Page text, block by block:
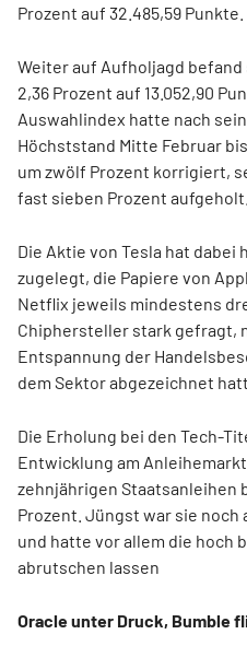
Prozent auf 32.485,59 Punkte.
Weiter auf Aufholjagd befand
2,36 Prozent auf 13.052,90
Auswahlindex hatte nach
Höchststand Mitte Februar
um zwölf Prozent korrigiert,
fast sieben Prozent aufgeholt.
Die Aktie von Tesla hat
zugelegt, die Papiere von
Netflix jeweils mindestens
Chiphersteller stark gefragt,
Entspannung der
dem Sektor abgezeichnet
Die Erholung bei den Tech-
Entwicklung am
zehnjährigen Staatsanleihen
Prozent. Jüngst war sie noch
und hatte vor allem die hoch
abrutschen lassen
Oracle unter Druck, Bumble